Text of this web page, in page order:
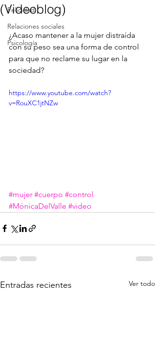
Felicidad
Relaciones sociales
Psicología
(Videoblog)
¿Acaso mantener a la mujer distraída
con su peso sea una forma de control
para que no reclame su lugar en la
sociedad?
https://www.youtube.com/watch?
v=RouXC1jtNZw
#mujer #cuerpo #control
#MónicaDelValle #video
Entradas recientes Ver todo